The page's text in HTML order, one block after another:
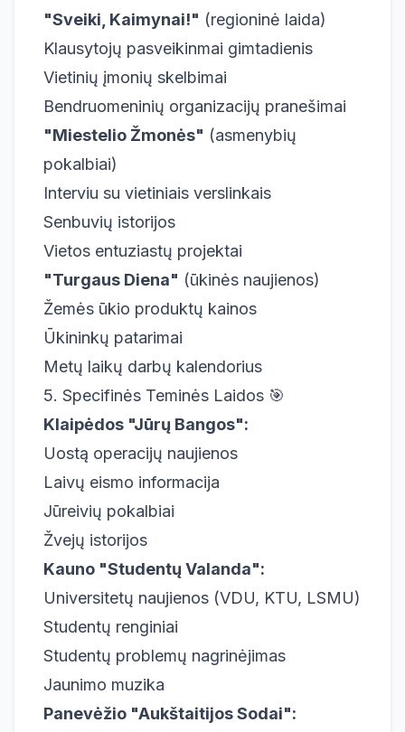
"Sveiki, Kaimynai!" (regioninė laida)
Klausytojų pasveikinmai gimtadienis
Vietinių įmonių skelbimai
Bendruomeninių organizacijų pranešimai
"Miestelio Žmonės" (asmenybių
pokalbiai)
Interviu su vietiniais verslinkais
Senbuvių istorijos
Vietos entuziastų projektai
"Turgaus Diena" (ūkinės naujienos)
Žemės ūkio produktų kainos
Ūkininkų patarimai
Metų laikų darbų kalendorius
5. Specifinės Teminės Laidos 🎯
Klaipėdos "Jūrų Bangos":
Uostą operacijų naujienos
Laivų eismo informacija
Jūreivių pokalbiai
Žvejų istorijos
Kauno "Studentų Valanda":
Universitetų naujienos (VDU, KTU, LSMU)
Studentų renginiai
Studentų problemų nagrinėjimas
Jaunimo muzika
Panevėžio "Aukštaitijos Sodai":